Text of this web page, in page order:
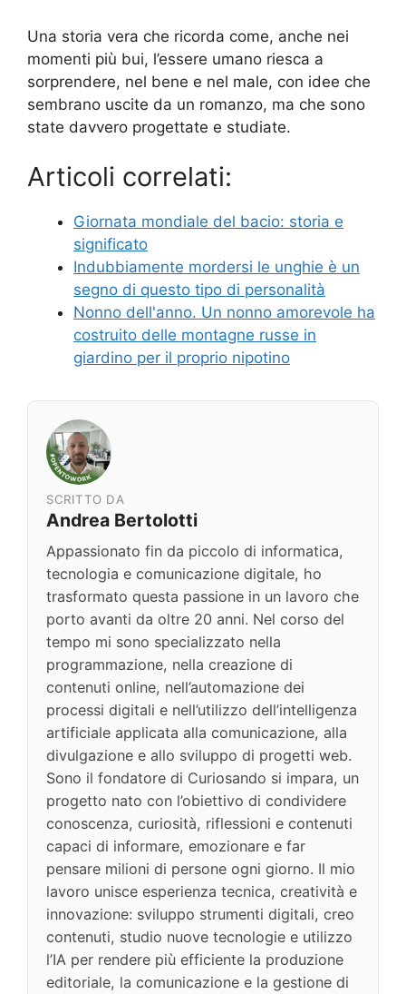
Una storia vera che ricorda come, anche nei
momenti più bui, l’essere umano riesca a
sorprendere, nel bene e nel male, con idee che
sembrano uscite da un romanzo, ma che sono
state davvero progettate e studiate.
Articoli correlati:
Giornata mondiale del bacio: storia e
significato
Indubbiamente mordersi le unghie è un
segno di questo tipo di personalità
Nonno dell'anno. Un nonno amorevole ha
costruito delle montagne russe in
giardino per il proprio nipotino
SCRITTO DA
Andrea Bertolotti
Appassionato fin da piccolo di informatica,
tecnologia e comunicazione digitale, ho
trasformato questa passione in un lavoro che
porto avanti da oltre 20 anni. Nel corso del
tempo mi sono specializzato nella
programmazione, nella creazione di
contenuti online, nell’automazione dei
processi digitali e nell’utilizzo dell’intelligenza
artificiale applicata alla comunicazione, alla
divulgazione e allo sviluppo di progetti web.
Sono il fondatore di Curiosando si impara, un
progetto nato con l’obiettivo di condividere
conoscenza, curiosità, riflessioni e contenuti
capaci di informare, emozionare e far
pensare milioni di persone ogni giorno. Il mio
lavoro unisce esperienza tecnica, creatività e
innovazione: sviluppo strumenti digitali, creo
contenuti, studio nuove tecnologie e utilizzo
l’IA per rendere più efficiente la produzione
editoriale, la comunicazione e la gestione di